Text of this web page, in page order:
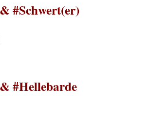
#Schwert(er)
#Hellebarde